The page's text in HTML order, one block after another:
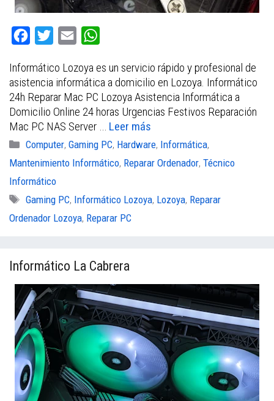
c
e
b
o
o
k
i
t
e
r
a
l
a
t
s
A
p
p
Informático Lozoya es un servicio rápido y profesional de
asistencia informática a domicilio en Lozoya. Informático
24h Reparar Mac PC Lozoya Asistencia Informática a
Domicilio Online 24 horas Urgencias Festivos Reparación
Mac PC NAS Server … Leer más
Categorías
Computer,Gaming PC, Hardware, Informática,
Mantenimiento Informático, Reparar Ordenador, Técnico
Informático
Etiquetas
Gaming PC, Informático Lozoya, Lozoya, Reparar
Ordenador Lozoya, Reparar PC
Informático La Cabrera